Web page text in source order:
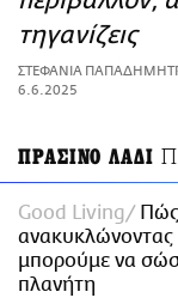
ΑΜΠΑ
PRINT
τηγανίζεις
ΣΤΕΦΑΝΙΑ
6.6.2025
ΠΡΑΣΙΝΟ ΛΑΔΙ
Good Living
Πώς
ανακυκλώνοντας
μπορούμε να
πλανήτη